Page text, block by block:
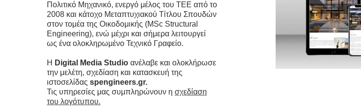
Πολιτικό Μηχανικό, ενεργό μέλος του ΤΕΕ από το
2008 και κάτοχο Μεταπτυχιακού Τίτλου Σπουδών
στον τομέα της Οικοδομικής (MSc Structural
Engineering), ενώ μέχρι και σήμερα λειτουργεί
ως ένα ολοκληρωμένο Τεχνικό Γραφείο.
H Digital Media Studio ανέλαβε και ολοκλήρωσε
την μελέτη, σχεδίαση και κατασκευή της
ιστοσελίδας spengineers.gr.
Τις υπηρεσίες μας συμπληρώνουν η σχεδίαση
του λογότυπου.